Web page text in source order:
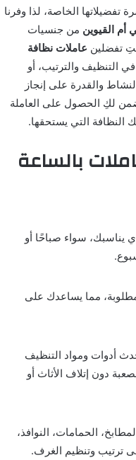
تفضيلاتها الخاصة، لذا وفرنا
أم القيوين من جنسيات
تفضلين عاملات نظافة
التنظيف والترتيب، أو
والقدرة على إنجاز
لكِ الحصول على العاملة
النظافة التي يستحقها.
بالساعة
يناسبك، سواء صباحًا أو
مما يساعدك على
أدوات ومواد التنظيف
دون إتلاف الأثاث أو
الحمامات، النوافذ،
ترتيب وتنظيم الغرف.